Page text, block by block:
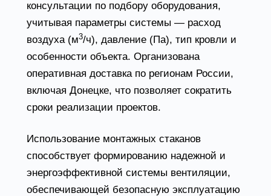
консультации по подбору оборудования,
учитывая параметры системы — расход
воздуха (м3/ч), давление (Па), тип кровли и
особенности объекта. Организована
оперативная доставка по регионам России,
включая Донецке, что позволяет сократить
сроки реализации проектов.
Использование монтажных стаканов
способствует формированию надежной и
энергоэффективной системы вентиляции,
обеспечивающей безопасную эксплуатацию